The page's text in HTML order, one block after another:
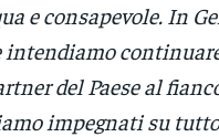
e consapevole. In
del Paese al
impegnati su